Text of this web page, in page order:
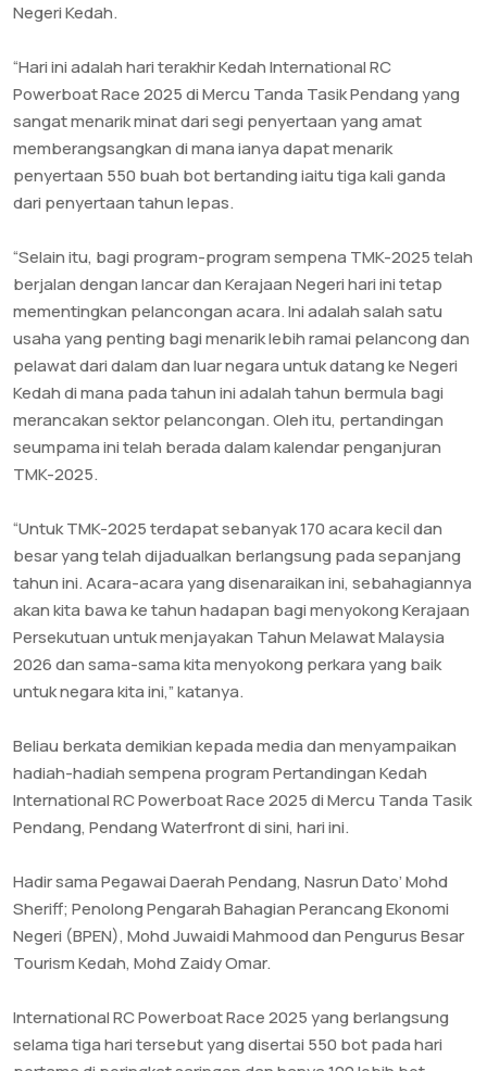
Negeri Kedah.
“Hari ini adalah hari terakhir Kedah International RC
Powerboat Race 2025 di Mercu Tanda Tasik Pendang yang
sangat menarik minat dari segi penyertaan yang amat
memberangsangkan di mana ianya dapat menarik
penyertaan 550 buah bot bertanding iaitu tiga kali ganda
dari penyertaan tahun lepas.
“Selain itu, bagi program-program sempena TMK-2025 telah
berjalan dengan lancar dan Kerajaan Negeri hari ini tetap
mementingkan pelancongan acara. Ini adalah salah satu
usaha yang penting bagi menarik lebih ramai pelancong dan
pelawat dari dalam dan luar negara untuk datang ke Negeri
Kedah di mana pada tahun ini adalah tahun bermula bagi
merancakan sektor pelancongan. Oleh itu, pertandingan
seumpama ini telah berada dalam kalendar penganjuran
TMK-2025.
“Untuk TMK-2025 terdapat sebanyak 170 acara kecil dan
besar yang telah dijadualkan berlangsung pada sepanjang
tahun ini. Acara-acara yang disenaraikan ini, sebahagiannya
akan kita bawa ke tahun hadapan bagi menyokong Kerajaan
Persekutuan untuk menjayakan Tahun Melawat Malaysia
2026 dan sama-sama kita menyokong perkara yang baik
untuk negara kita ini,” katanya.
‎Beliau berkata demikian kepada media dan menyampaikan
hadiah-hadiah sempena program Pertandingan Kedah
International RC Powerboat Race 2025 di Mercu Tanda Tasik
Pendang, Pendang Waterfront di sini, hari ini.
Hadir sama Pegawai Daerah Pendang, Nasrun Dato’ Mohd
Sheriff; Penolong Pengarah Bahagian Perancang Ekonomi
Negeri (BPEN), Mohd Juwaidi Mahmood dan Pengurus Besar
Tourism Kedah, Mohd Zaidy Omar.
International RC Powerboat Race 2025 yang berlangsung
selama tiga hari tersebut yang disertai 550 bot pada hari